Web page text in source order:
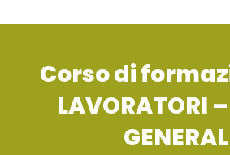
Corso di
LAVORATORI